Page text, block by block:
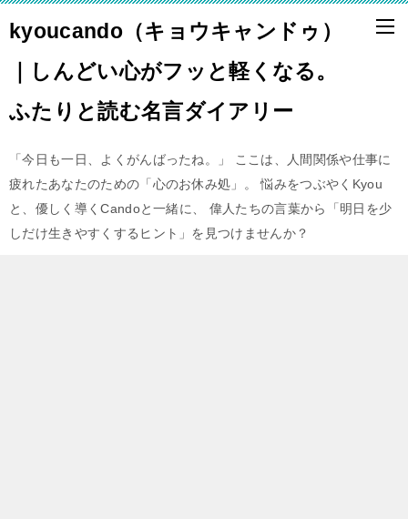
kyoucando（キョウキャンドゥ）
｜しんどい心がフッと軽くなる。
ふたりと読む名言ダイアリー
「今日も一日、よくがんばったね。」 ここは、人間関係や仕事に
疲れたあなたのための「心のお休み処」。 悩みをつぶやくKyou
と、優しく導くCandoと一緒に、 偉人たちの言葉から「明日を少
しだけ生きやすくするヒント」を見つけませんか？